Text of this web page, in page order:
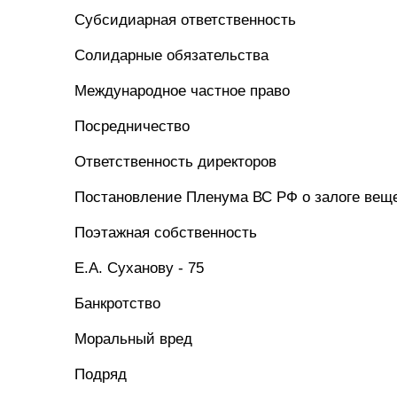
Субсидиарная ответственность
Солидарные обязательства
Международное частное право
Посредничество
Ответственность директоров
Постановление Пленума ВС РФ о залоге
Поэтажная собственность
Е.А. Суханову - 75
Банкротство
Моральный вред
Подряд